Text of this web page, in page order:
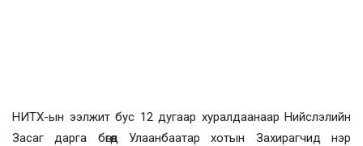
НИТХ-ын ээлжит бус 12 дугаар хуралдаанаар Нийслэлийн
Засаг дарга бөгөөд Улаанбаатар хотын Захирагчид нэр